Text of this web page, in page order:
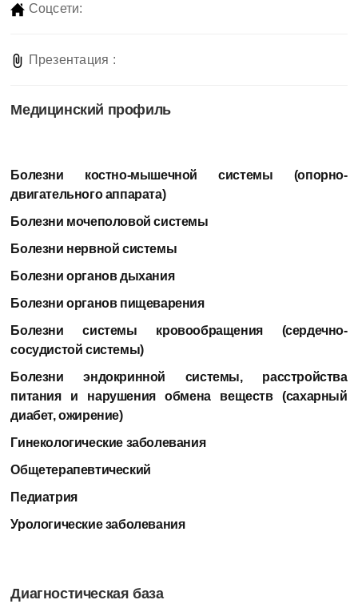
Соцсети:
Презентация :
Медицинский профиль
Болезни костно-мышечной системы (опорно-
двигательного аппарата)
Болезни мочеполовой системы
Болезни нервной системы
Болезни органов дыхания
Болезни органов пищеварения
Болезни системы кровообращения (сердечно-
сосудистой системы)
Болезни эндокринной системы, расстройства
питания и нарушения обмена веществ (сахарный
диабет, ожирение)
Гинекологические заболевания
Общетерапевтический
Педиатрия
Урологические заболевания
Диагностическая база